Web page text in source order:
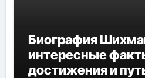
Биография
интересные
достижения и